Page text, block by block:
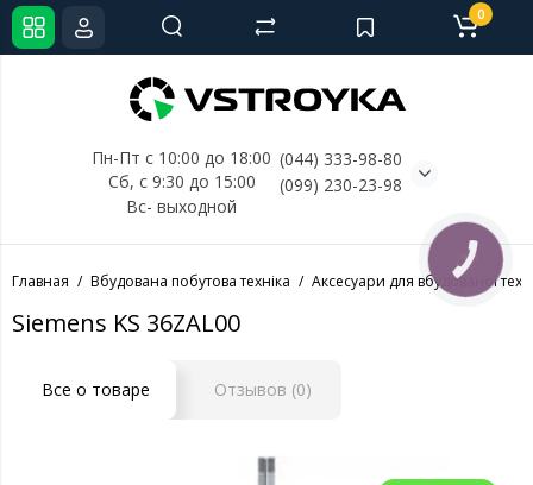
Пн-Пт с 10:00 до 18:00
Сб, с 9:30 до 15:00
Вс- выходной
(044) 333-98-80
(099) 230-23-98
0
Главная Вбудована побутова техніка Аксесуари для вбудованої
Siemens KS 36ZAL00
Все о товаре Отзывов (0)
КНОПКА
СВЯЗИ